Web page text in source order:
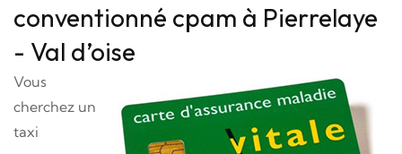
conventionné cpam à Pierrelaye
- Val d’oise
Vous
cherchez un
taxi